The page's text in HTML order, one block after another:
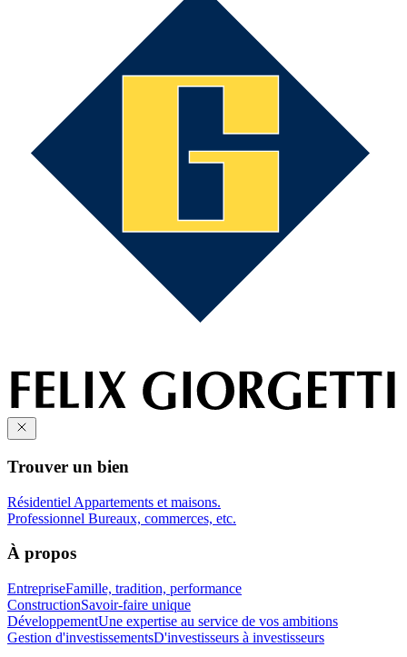
Trouver un bien
Résidentiel Appartements et maisons.
Professionnel Bureaux, commerces, etc.
À propos
EntrepriseFamille, tradition, performance
ConstructionSavoir-faire unique
DéveloppementUne expertise au service de vos ambitions
Gestion d'investissementsD'investisseurs à investisseurs